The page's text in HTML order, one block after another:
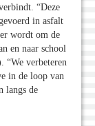
“Deze
in asfalt
wordt om de
en naar school
“We verbeteren
in de loop van
langs de